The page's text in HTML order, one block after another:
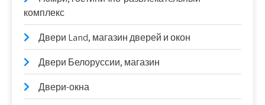
комплекс
Двери Land, магазин дверей и окон
Двери Белоруссии, магазин
Двери-окна